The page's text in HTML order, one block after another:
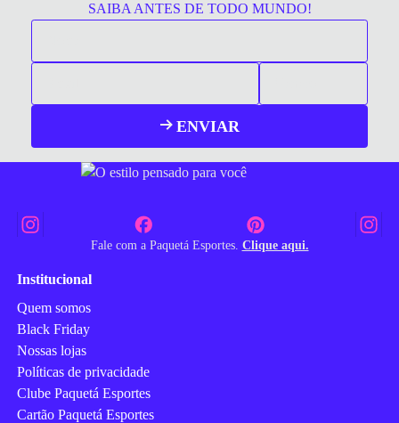
SAIBA ANTES DE TODO MUNDO!
ENVIAR
Fale com a Paquetá Esportes. Clique aqui.
Institucional
Quem somos
Black Friday
Nossas lojas
Políticas de privacidade
Clube Paquetá Esportes
Cartão Paquetá Esportes